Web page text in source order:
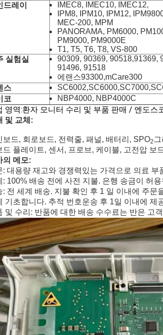
드레이
IMEC8, IMEC10, IMEC12,
IPM8, IPM10, IPM12,
MEC-200, MPM
PANORAMA, PM6000,
PM9000, PM9000E
T1, T5, T6, T8, VS-800
실험실
90309, 90369, 90518,91369,
91496, 91518
에랜스93300,mCare300
스
코
NBP4000, NBP4000C
영역:환자 모니터 수리 및 부품 판매 / 엔도
및 교체:
보드, 회로보드, 전력줄, 패널, 배터리, SPO2
드 플레이트, 센서, 프로브, 케이블, 고전압 보
의 메모:
: 대용량 재고와 경쟁력있는 가격으로 의료
: 100% 배송 전에 사전 지불. 은행 송금이 허
: 전 세계 배송. 지불 확인 후 1 일 이내에 주
기초합니다. 추적 번호운송 후 1일 이내에 제
및 수리: 반품에 대한 배송 수수료는 반은 고